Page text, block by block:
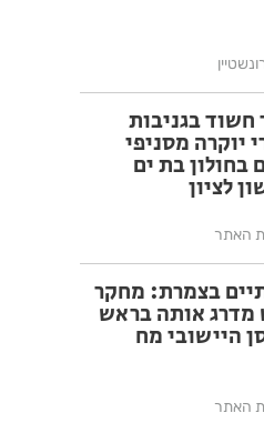
חשוד בגניבות
יוקרה מסניפי
בחולון בת ים
לציון
האתר
בצמרת: מחקר
אותה בראש
היישובי מח
האתר